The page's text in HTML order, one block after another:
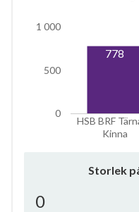
4
lägenheter
HSB BRF
Kinna
0
500
1 000
778
Storlek
0